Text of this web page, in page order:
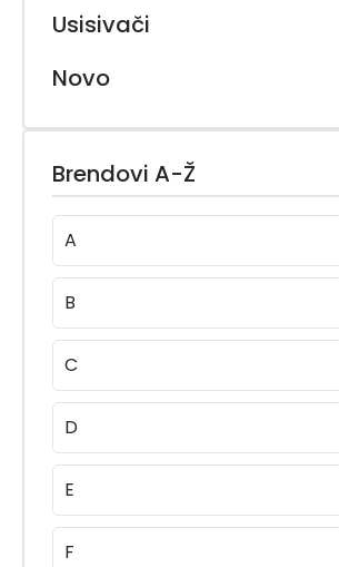
Usisivači
Novo
Brendovi A-Ž
A
B
C
D
E
F